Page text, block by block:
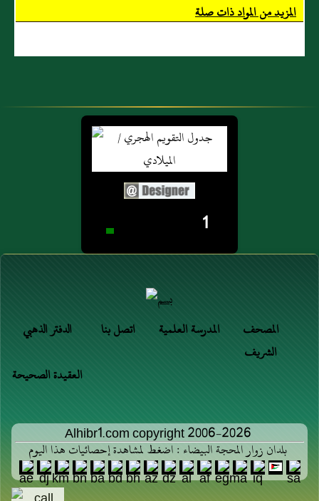
المزيد من المواد ذات صلة
1
الدفتر الذهبي اتصل بنا المدرسة العلمية
المصحف
الشريف
العقيدة الصحيحة
Alhibr1.com copyright 2006-2026
بلدان زوار المحجة البيضاء : اضغط لمشاهدة إحصائيات هذا اليوم